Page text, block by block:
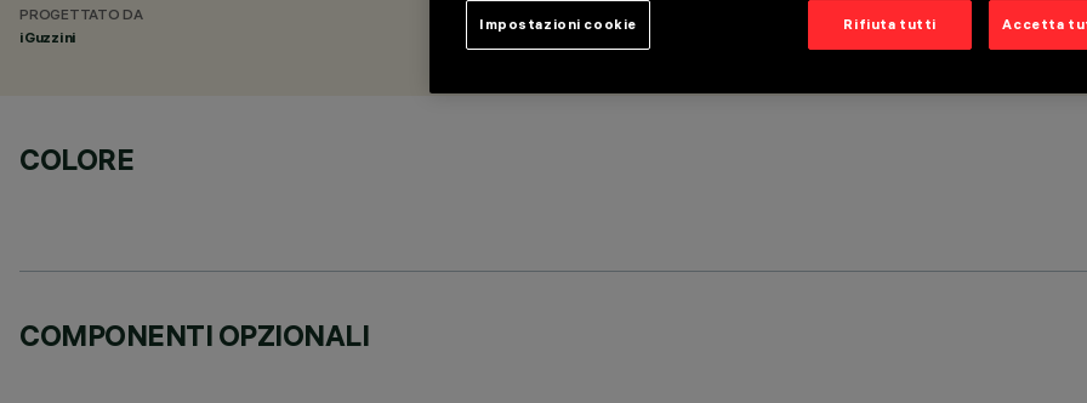
PROGETTATO DA
iGuzzini
COLORE
COMPONENTI OPZIONALI
Rifiuta tutti Accetta
Impostazioni cookie